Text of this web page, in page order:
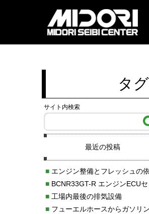
タ
サイト内検索
最近の投稿
■エンジン整備とフレッシュの
■BCNR33GT-R エンジンECUセッティング調整
■工場内最後の排気設備
■フューエルホースからガソリン漏れ